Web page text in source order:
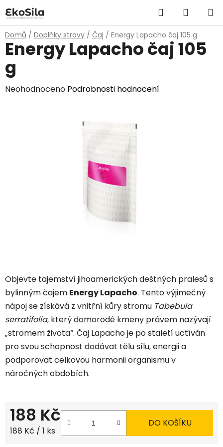
na
obsah
Hledat
KOŠÍK
Domů / Doplňky stravy / Čaj / Energy Lapacho čaj 105 g
Objevte tajemství jihoamerických deštných pralesů s
bylinným čajem Energy Lapacho. Tento výjimečný
nápoj se získává z vnitřní kůry stromu Tabebuia
serratifolia, který domorodé kmeny právem nazývají
„stromem života“. Čaj Lapacho je po staletí uctíván
pro svou schopnost dodávat tělu sílu,energii a
podporovat celkovou harmonii organismu v
náročných obdobích.
188 Kč
Měrná cena:
188 Kč / 1 ks
DO KOŠÍKU
Energy Lapacho čaj 105
g
Průměrné
Neohodnoceno Podrobnosti hodnocení